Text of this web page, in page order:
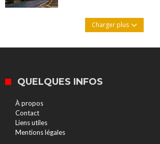
Charger plus
QUELQUES INFOS
À propos
Contact
Liens utiles
Mentions légales